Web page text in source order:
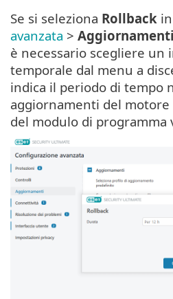
Se si seleziona Rollback in
avanzata > Aggiornamenti
è necessario scegliere un
temporale dal menu a
indica il periodo di tempo
aggiornamenti del
del modulo di programma